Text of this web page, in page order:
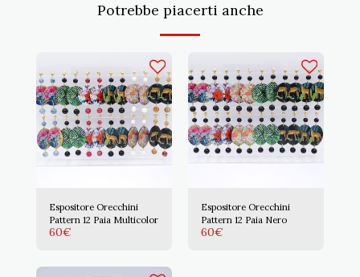
Potrebbe piacerti anche
Espositore Orecchini
Pattern 12 Paia Multicolor
60€
Espositore Orecchini
Pattern 12 Paia Nero
60€